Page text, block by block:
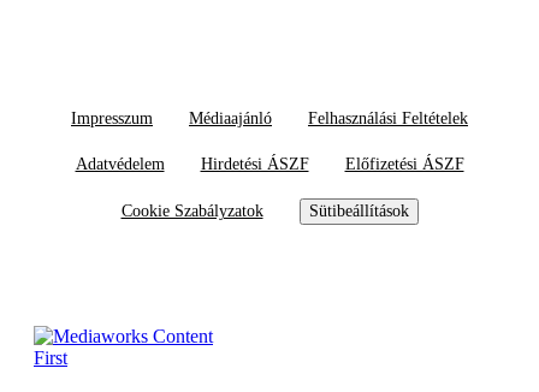
Impresszum Médiaajánló Felhasználási Feltételek
Adatvédelem Hirdetési ÁSZF Előfizetési ÁSZF
Cookie Szabályzatok Sütibeállítások